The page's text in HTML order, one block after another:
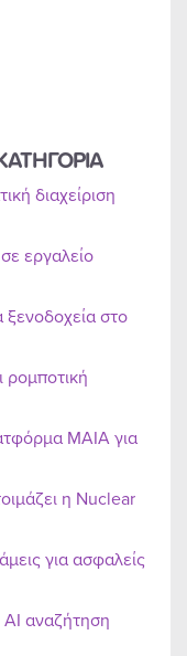
διαχείριση
εργαλείο
στο
MAIA για
η Nuclear
για ασφαλείς
αναζήτηση